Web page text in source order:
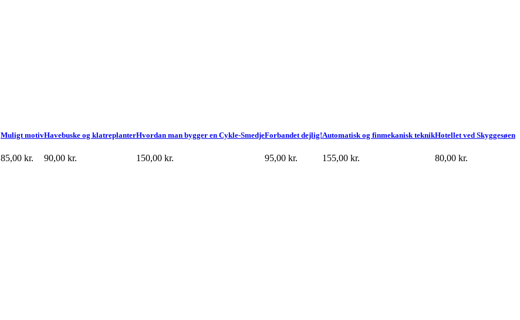
Hotellet ved Skyggesøen
80,00 kr.
Automatisk og finmekanisk teknik
155,00 kr.
Forbandet dejlig!
95,00 kr.
Hvordan man bygger en Cykle-Smedje
150,00 kr.
Havebuske og klatreplanter
90,00 kr.
Muligt motiv
85,00 kr.